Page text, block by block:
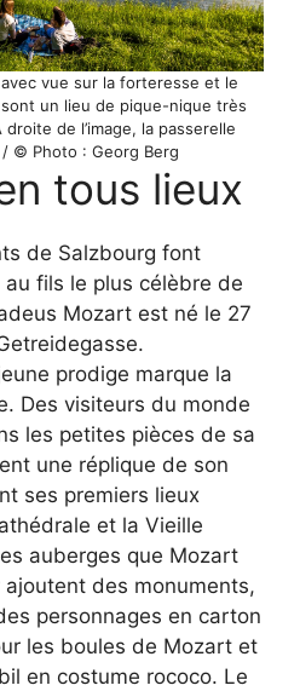
vue sur la forteresse et le
un lieu de pique-nique très
de l’image, la passerelle
© Photo : Georg Berg
tous lieux
de Salzbourg font
au fils le plus célèbre de
Mozart est né le 27
prodige marque la
Des visiteurs du monde
les petites pièces de sa
une réplique de son
ses premiers lieux
et la Vieille
auberges que Mozart
ajoutent des monuments,
personnages en carton
les boules de Mozart et
en costume rococo. Le